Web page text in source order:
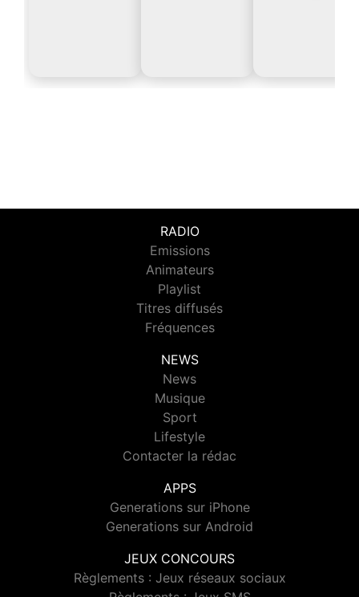
RADIO
Emissions
Animateurs
Playlist
Titres diffusés
Fréquences
NEWS
News
Musique
Sport
Lifestyle
Contacter la rédac
APPS
Generations sur iPhone
Generations sur Android
JEUX CONCOURS
Règlements : Jeux réseaux sociaux